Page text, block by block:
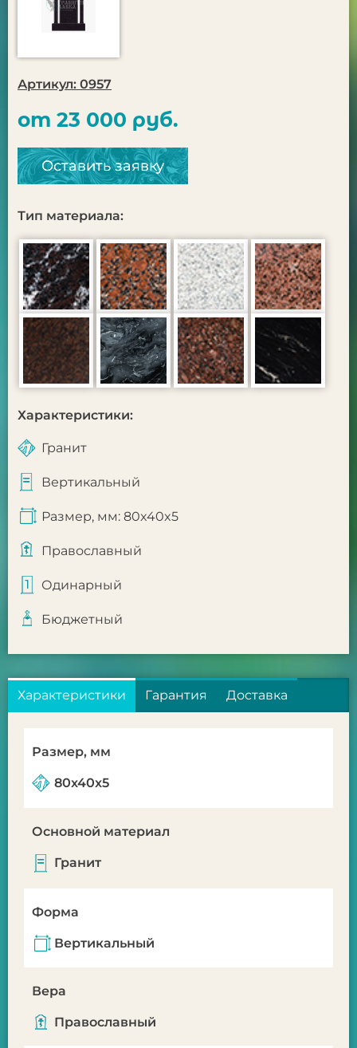
Артикул: 0957
от 23 000 руб.
Оставить заявку
Тип материала:
Характеристики:
Гранит
Вертикальный
Размер, мм: 80x40x5
Православный
Одинарный
Бюджетный
Характеристики Гарантия Доставка
Размер, мм
80x40x5
Основной материал
Гранит
Форма
Вертикальный
Вера
Православный